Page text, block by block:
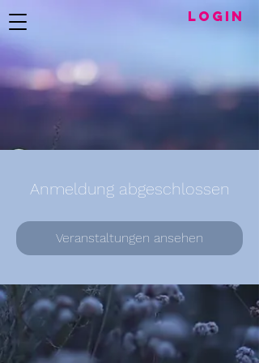
LogIN
Anmeldung abgeschlossen
Veranstaltungen ansehen